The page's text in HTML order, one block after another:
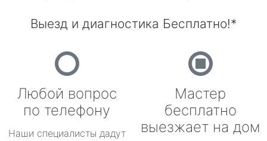
Выезд и диагностика Бесплатно!*
Любой вопрос
по телефону
Наши специалисты дадут
Мастер
бесплатно
выезжает на дом